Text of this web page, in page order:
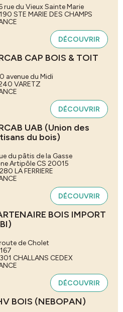
rue du Vieux Sainte Marie
STE MARIE DES CHAMPS
DÉCOUVRIR
CAP BOIS & TOIT
avenue du Midi
VARETZ
DÉCOUVRIR
UAB (Union des
du bois)
du pâtis de la Gasse
Artipôle CS 20015
LA FERRIERE
DÉCOUVRIR
BOIS IMPORT
de Cholet
CHALLANS CEDEX
DÉCOUVRIR
BOIS (NEBOPAN)